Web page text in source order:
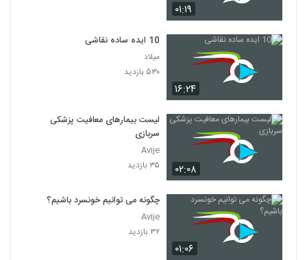
۰۱:۱۹
۱۶:۲۴
10 ایده ساده نقاشی
میلاد
۵۳۰ بازدید
۰۲:۰۸
لیست بیمارهای معافیت پزشکی
سربازی
Avije
۳۵ بازدید
۰۱:۰۶
چگونه می توانیم خونسرد باشیم؟
Avije
۳۲ بازدید